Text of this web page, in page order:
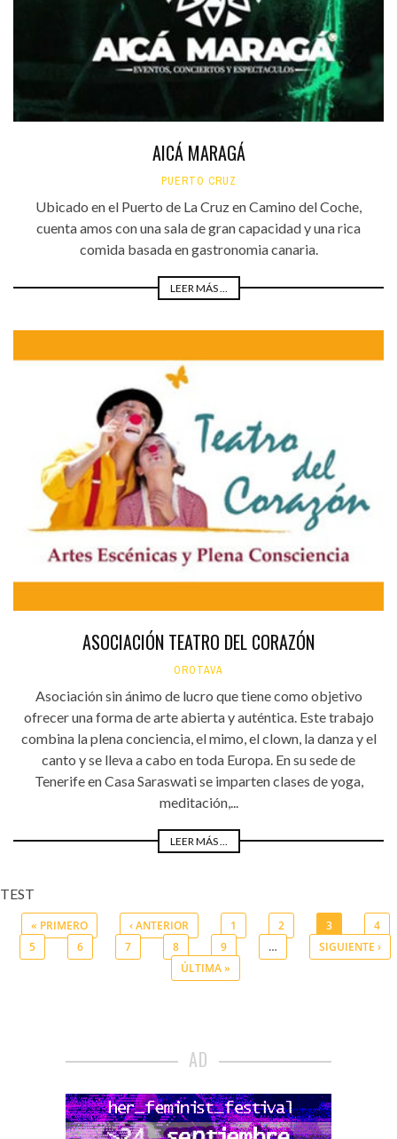
AICÁ MARAGÁ
PUERTO CRUZ
Ubicado en el Puerto de La Cruz en Camino del Coche,
cuenta amos con una sala de gran capacidad y una rica
comida basada en gastronomia canaria.
LEER MÁS ...
ASOCIACIÓN TEATRO DEL CORAZÓN
OROTAVA
Asociación sin ánimo de lucro que tiene como objetivo
ofrecer una forma de arte abierta y auténtica. Este trabajo
combina la plena conciencia, el mimo, el clown, la danza y el
canto y se lleva a cabo en toda Europa. En su sede de
Tenerife en Casa Saraswati se imparten clases de yoga,
meditación,...
LEER MÁS ...
TEST
Páginas
« PRIMERO ‹ ANTERIOR 1 2 3
4
5
6 7 8 9 …
SIGUIENTE ›
ÚLTIMA »
AD